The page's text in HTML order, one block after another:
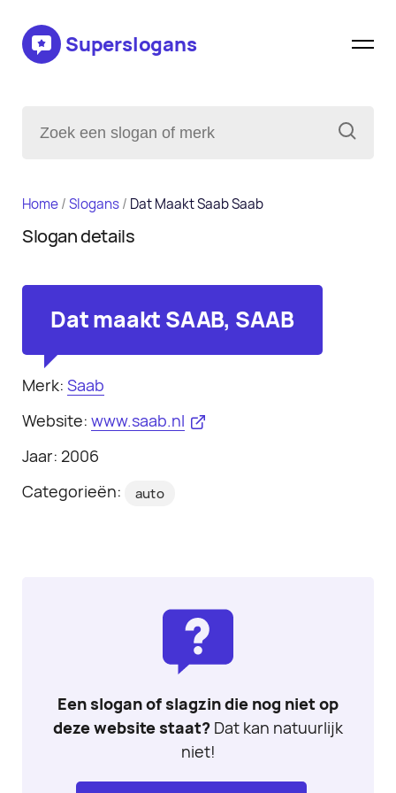
Superslogans
Home/Slogans/ Dat Maakt Saab Saab
Slogan details
Dat maakt SAAB, SAAB
Merk: Saab
Website: www.saab.nl
Jaar: 2006
Categorieën:
auto
Een slogan of slagzin die nog niet op
deze website staat? Dat kan natuurlijk
niet!